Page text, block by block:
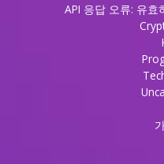
API 응답 오류: 유